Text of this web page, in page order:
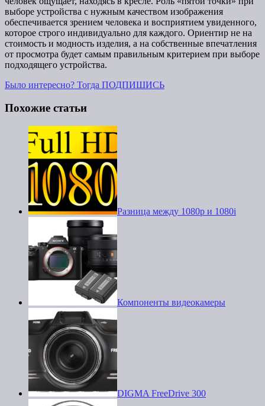
выборе устройства с нужным качеством изображения
обеспечивается зрением человека и восприятием увиденного,
которое строго индивидуально для каждого. Ориентир не на
стоимость и модность изделия, а на собственные впечатления
от просмотра будет самым правильным критерием при выборе
подходящего устройства.
Было интересно? Тогда ПОДПИШИСЬ
Похожие статьи
Разница между 1080p и 1080i
Компоненты видеокамеры
DIGMA FreeDrive 300